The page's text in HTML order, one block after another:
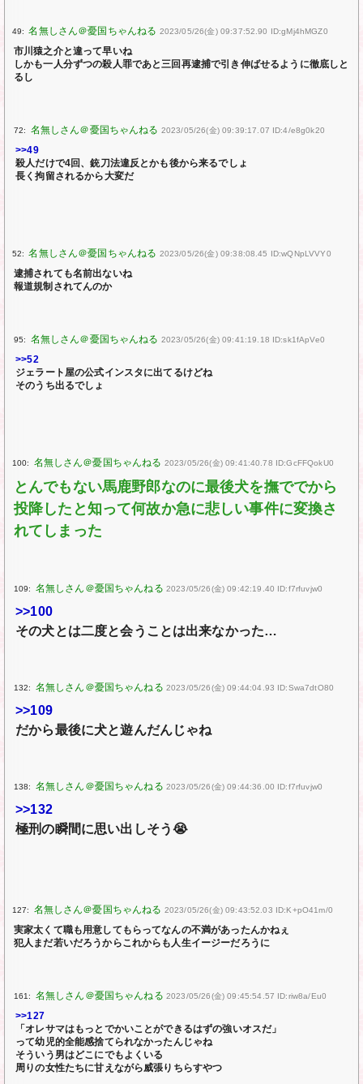
49: 2023/05/26(金) 09:37:52.90 ID:gMj4hMGZ0
市川猿之介と違って早いね
しかも一人分ずつの殺人罪であと三回再逮捕で引き伸ばせるように徹底しと
るし
72: 2023/05/26(金) 09:39:17.07 ID:4/e8g0k20
>>49
殺人だけで4回、銃刀法違反とかも後から来るでしょ
長く拘留されるから大変だ
52: 2023/05/26(金) 09:38:08.45 ID:wQNpLVVY0
逮捕されても名前出ないね
報道規制されてんのか
95: 2023/05/26(金) 09:41:19.18 ID:sk1fApVe0
>>52
ジェラート屋の公式インスタに出てるけどね
そのうち出るでしょ
100: 2023/05/26(金) 09:41:40.78 ID:GcFFQokU0
とんでもない馬鹿野郎なのに最後犬を撫ででから
投降したと知って何故か急に悲しい事件に変換さ
れてしまった
109: 2023/05/26(金) 09:42:19.40 ID:f7rfuvjw0
>>100
その犬とは二度と会うことは出来なかった…
132: 2023/05/26(金) 09:44:04.93 ID:Swa7dtO80
>>109
だから最後に犬と遊んだんじゃね
138: 2023/05/26(金) 09:44:36.00 ID:f7rfuvjw0
>>132
極刑の瞬間に思い出しそう😭
127: 2023/05/26(金) 09:43:52.03 ID:K+pO41m/0
実家太くて職も用意してもらってなんの不満があったんかねぇ
犯人まだ若いだろうからこれからも人生イージーだろうに
161: 2023/05/26(金) 09:45:54.57 ID:riw8a/Eu0
>>127
「オレサマはもっとでかいことができるはずの強いオスだ」
って幼児的全能感捨てられなかったんじゃね
そういう男はどこにでもよくいる
周りの女性たちに甘えながら威張りちらすやつ